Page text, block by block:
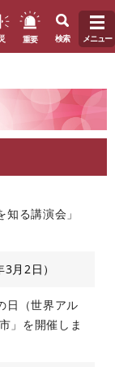
重要 検索 メニュー
る講演会」
3月2日
日（世界アル
」を開催しま